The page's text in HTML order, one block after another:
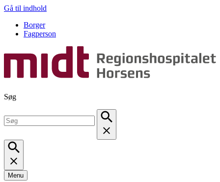
Gå til indhold
Borger
Fagperson
Søg
Menu